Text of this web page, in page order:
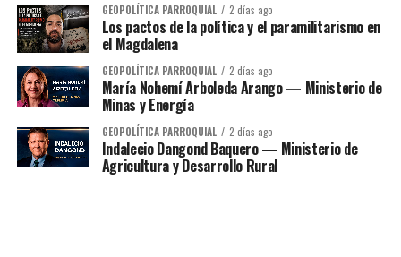
GEOPOLÍTICA PARROQUIAL 2 días ago
Los pactos de la política y el paramilitarismo en
el Magdalena
GEOPOLÍTICA PARROQUIAL 2 días ago
María Nohemí Arboleda Arango — Ministerio de
Minas y Energía
GEOPOLÍTICA PARROQUIAL 2 días ago
Indalecio Dangond Baquero — Ministerio de
Agricultura y Desarrollo Rural